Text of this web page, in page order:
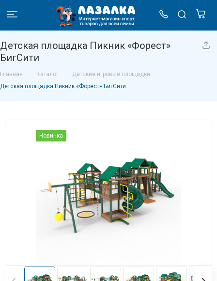
Детская площадка Пикник «Форест»
БигСити
Главная – Каталог – Детские игровые площадки –
Детская площадка Пикник «Форест» БигСити
Новинка